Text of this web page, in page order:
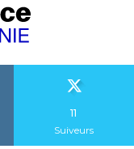
11
Suiveurs